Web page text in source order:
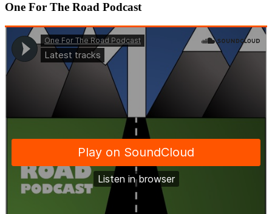
One For The Road Podcast